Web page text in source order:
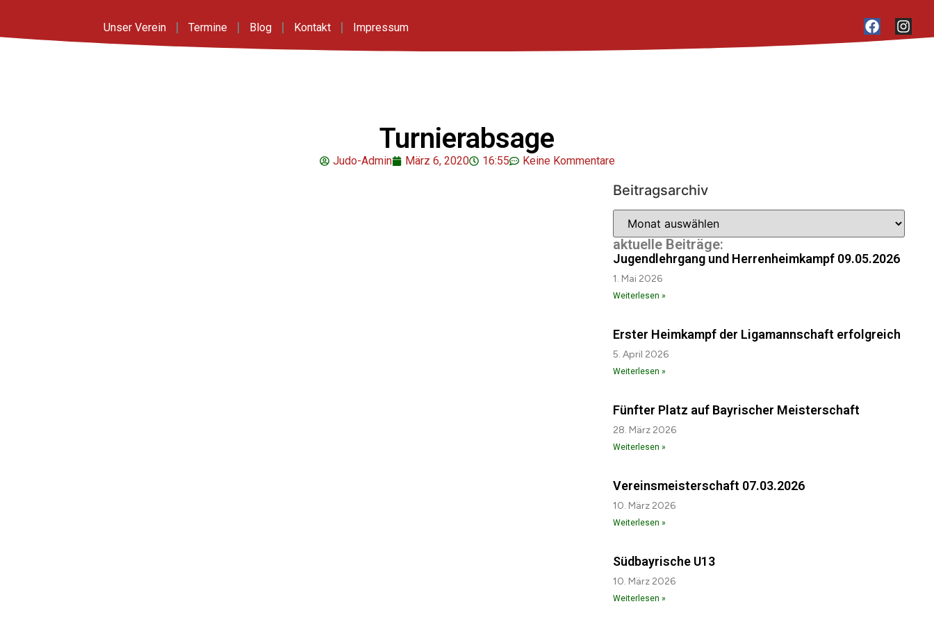
Unser Verein Termine Blog Kontakt Impressum
Turnierabsage
Judo-Admin März 6, 2020 16:55 Keine Kommentare
Beitragsarchiv
aktuelle Beiträge:
Jugendlehrgang und Herrenheimkampf 09.05.2026
1. Mai 2026
Weiterlesen »
Erster Heimkampf der Ligamannschaft erfolgreich
5. April 2026
Weiterlesen »
Fünfter Platz auf Bayrischer Meisterschaft
28. März 2026
Weiterlesen »
Vereinsmeisterschaft 07.03.2026
10. März 2026
Weiterlesen »
Südbayrische U13
10. März 2026
Weiterlesen »